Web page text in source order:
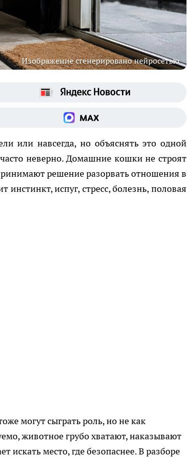
Изображение сгенерировано нейросетью
или навсегда, но объяснять это одной
неверно. Домашние кошки не строят
решение разорвать отношения в
испуг, стресс, болезнь, половая
могут сыграть роль, но не как
животное грубо хватают, наказывают
место, где безопаснее. В разборе